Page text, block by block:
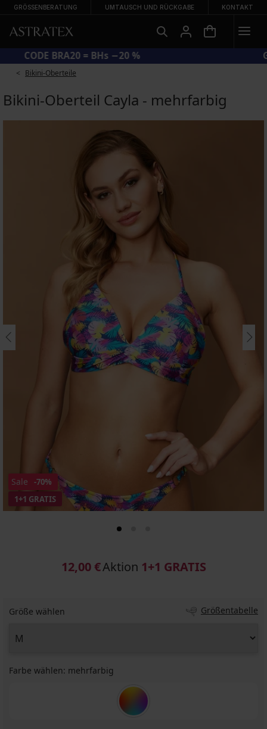
GRÖSSENBERATUNG UMTAUSCH UND RÜCKGABE KONTAKT
CODE BRA20 = BHs −20 %
Bikini-Oberteile
Bikini-Oberteil Cayla - mehrfarbig
1+1 GRATIS
Sale -70%
12,00 €Aktion 1+1 GRATIS
Größe wählen Größentabelle
Farbe wählen: mehrfarbig